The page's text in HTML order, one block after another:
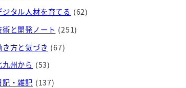
ジタル人材を育てる (62)
術と開発ノート (251)
き方と気づき (67)
九州から (53)
記・雑記 (137)